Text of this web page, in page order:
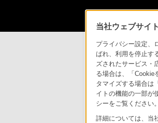
商品情報・ストア
ブルー
トップ
当社ウェブサイ
プライバシー設定、
ばれ、利用を停止す
ズされたサービス・
る場合は、「Cookie
タマイズする場合は
イトの機能の一部が
シーをご覧ください。
詳細については、当